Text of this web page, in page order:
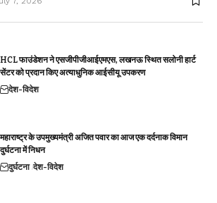
HCL फाउंडेशन ने एसजीपीजीआईएमएस, लखनऊ स्थित सलोनी हार्ट
सेंटर को प्रदान किए अत्याधुनिक आईसीयू उपकरण
देश-विदेश
महाराष्ट्र के उपमुख्यमंत्री अजित पवार का आज एक दर्दनाक विमान
दुर्घटना में निधन
दुर्घटना देश-विदेश